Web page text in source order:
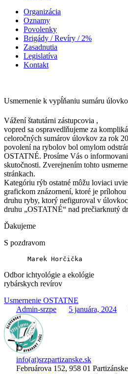
Organizácia
Oznamy
Povolenky
Brigády / Revíry / 2%
Zasadnutia
Legislatíva
Kontakt
Usmernenie k vypĺňaniu sumáru
Vážení štatutárni zástupcovia ,
vopred sa ospravedlňujeme za
celoročných sumárov úlovkov za rok
povolení na rybolov bol omylom
OSTATNÉ. Prosíme Vás o
skutočnosti. Zverejnením tohto
stránkach.
Kategóriu rýb ostatné môžu loviaci
grafickom znázornení, ktoré je
druhu ryby, ktorý nefiguroval v
druhu „OSTATNÉ“ nad prečiarknutý
Ďakujeme
S pozdravom
      Marek Horčička
Odbor ichtyológie a ekológie
rybárskych revírov
Usmernenie OSTATNE
Admin-srzpe
5 januára, 2024
info(at)srzpartizanske.sk
Februárova 152, 958 01 Partizánske